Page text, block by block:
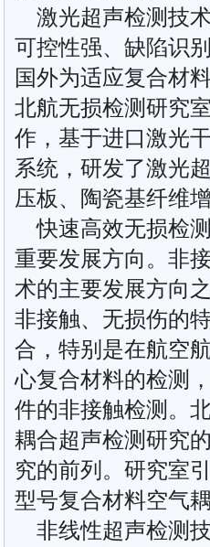
激光超声检测技
可控性强、缺陷识
国外为适应复合材
北航无损检测研究
作，基于进口激光
系统，研发了激光
压板、陶瓷基纤维
快速高效无损检
重要发展方向。非
术的主要发展方向
非接触、无损伤的
合，特别是在航空
心复合材料的检测
件的非接触检测。
耦合超声检测研究
究的前列。研究室
型号复合材料空气
非线性超声检测